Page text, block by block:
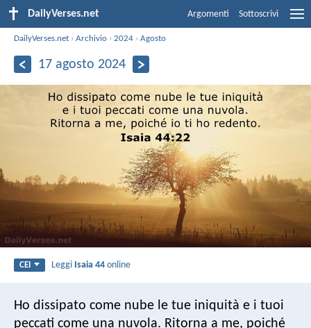
DailyVerses.net Argomenti Sottoscrivi
DailyVerses.net ›Archivio ›2024 ›Agosto
17 agosto 2024
CEI Leggi Isaia 44 online
Ho dissipato come nube le tue iniquità e i tuoi
peccati come una nuvola. Ritorna a me, poiché